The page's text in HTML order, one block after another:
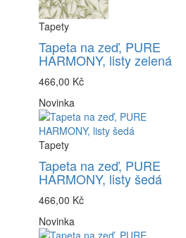
Tapety
Tapeta na zeď, PURE
HARMONY, listy zelená
466,00 Kč
Novinka
Tapety
Tapeta na zeď, PURE
HARMONY, listy šedá
466,00 Kč
Novinka